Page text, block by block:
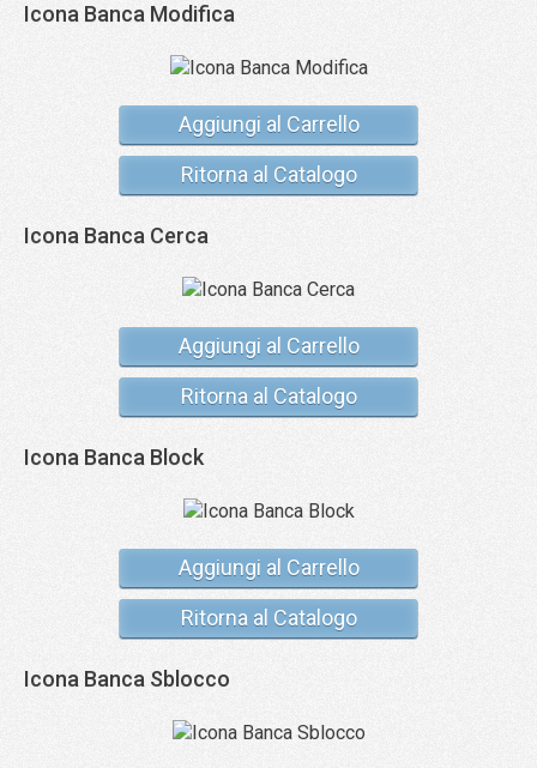
Icona Banca Modifica
Aggiungi al Carrello
Ritorna al Catalogo
Icona Banca Cerca
Aggiungi al Carrello
Ritorna al Catalogo
Icona Banca Block
Aggiungi al Carrello
Ritorna al Catalogo
Icona Banca Sblocco